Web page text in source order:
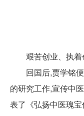
艰苦创业、执
回国后,贾学铭
的研究工作,宣传中
表了《弘扬中医瑰